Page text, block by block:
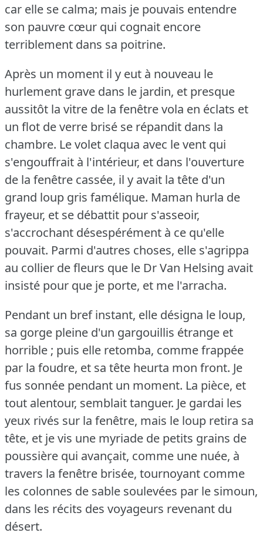
car elle se calma; mais je pouvais entendre
son pauvre cœur qui cognait encore
terriblement dans sa poitrine.
Après un moment il y eut à nouveau le
hurlement grave dans le jardin, et presque
aussitôt la vitre de la fenêtre vola en éclats et
un flot de verre brisé se répandit dans la
chambre. Le volet claqua avec le vent qui
s'engouffrait à l'intérieur, et dans l'ouverture
de la fenêtre cassée, il y avait la tête d'un
grand loup gris famélique. Maman hurla de
frayeur, et se débattit pour s'asseoir,
s'accrochant désespérément à ce qu'elle
pouvait. Parmi d'autres choses, elle s'agrippa
au collier de fleurs que le Dr Van Helsing avait
insisté pour que je porte, et me l'arracha.
Pendant un bref instant, elle désigna le loup,
sa gorge pleine d'un gargouillis étrange et
horrible ; puis elle retomba, comme frappée
par la foudre, et sa tête heurta mon front. Je
fus sonnée pendant un moment. La pièce, et
tout alentour, semblait tanguer. Je gardai les
yeux rivés sur la fenêtre, mais le loup retira sa
tête, et je vis une myriade de petits grains de
poussière qui avançait, comme une nuée, à
travers la fenêtre brisée, tournoyant comme
les colonnes de sable soulevées par le simoun,
dans les récits des voyageurs revenant du
désert.